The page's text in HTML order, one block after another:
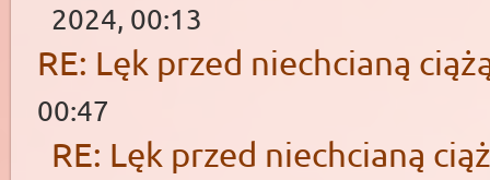
2024, 00:13
RE: Lęk przed niechcianą
00:47
RE: Lęk przed niechcianą